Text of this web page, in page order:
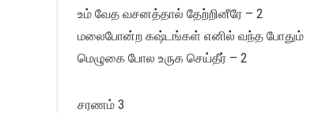
உம் வேத வசனத்தால் தேற்றினீரே – 2
மலைபோன்ற கஷ்டங்கள் எனில் வந்த போதும்
மெழுகை போல உருக செய்தீர் – 2
சரணம் 3